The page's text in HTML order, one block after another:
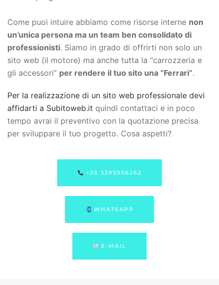
Come puoi intuire abbiamo come risorse interne non
un’unica persona ma un team ben consolidato di
professionisti. Siamo in grado di offrirti non solo un
sito web (il motore) ma anche tutta la “carrozzeria e
gli accessori” per rendere il tuo sito una “Ferrari”.
Per la realizzazione di un sito web professionale devi
affidarti a Subitoweb.it quindi contattaci e in poco
tempo avrai il preventivo con la quotazione precisa
per sviluppare il tuo progetto. Cosa aspetti?
+39.3395956262
WHATSAPP
E-MAIL